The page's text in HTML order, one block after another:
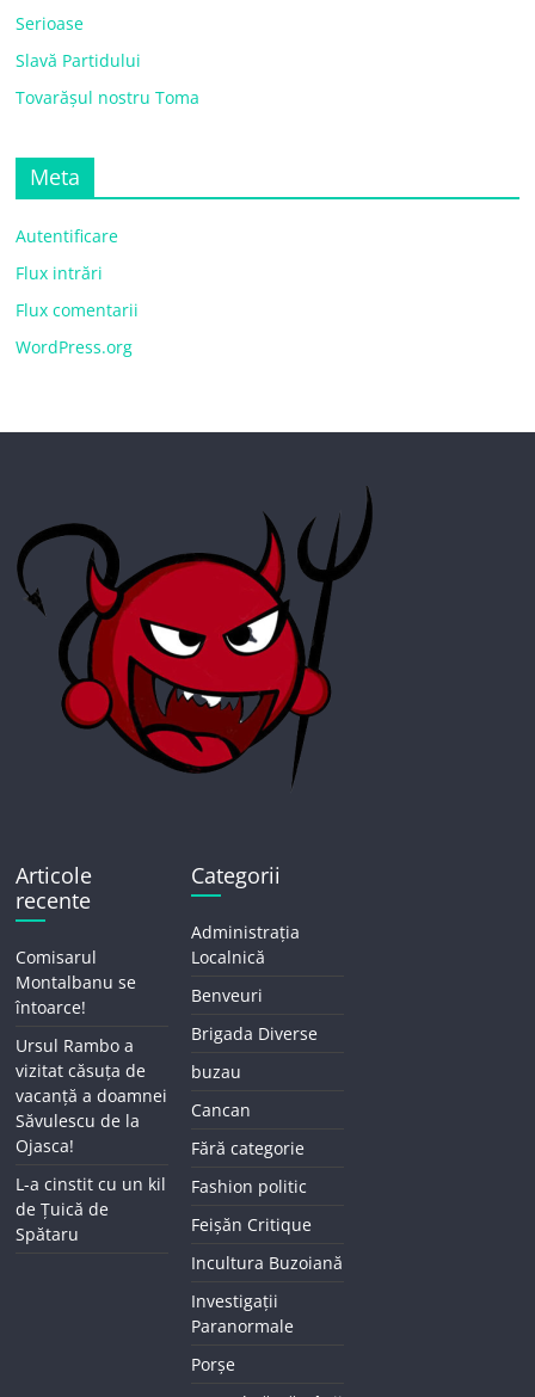
Serioase
Slavă Partidului
Tovarășul nostru Toma
Meta
Autentificare
Flux intrări
Flux comentarii
WordPress.org
Articole
recente
Comisarul
Montalbanu se
întoarce!
Ursul Rambo a
vizitat căsuța de
vacanță a doamnei
Săvulescu de la
Ojasca!
L-a cinstit cu un kil
de Țuică de
Spătaru
Categorii
Administrația
Localnică
Benveuri
Brigada Diverse
buzau
Cancan
Fără categorie
Fashion politic
Feișăn Critique
Incultura Buzoiană
Investigații
Paranormale
Porșe